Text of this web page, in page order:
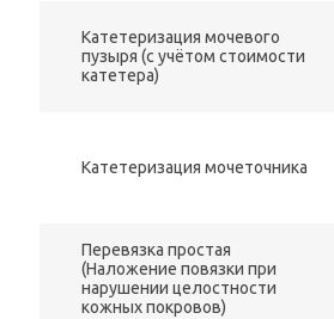
Катетеризация мочевого
пузыря (с учётом стоимости
катетера)
Катетеризация мочеточника
Перевязка простая
(Наложение повязки при
нарушении целостности
кожных покровов)